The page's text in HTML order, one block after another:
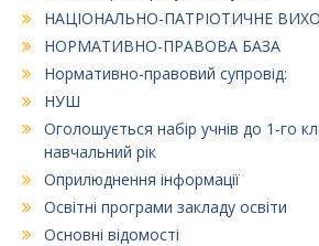
НАЦІОНАЛЬНО-ПАТРІОТИЧНЕ
НОРМАТИВНО-ПРАВОВА БАЗА
Нормативно-правовий супровід:
НУШ
Оголошується набір учнів до 1-го
навчальний рік
Оприлюднення інформації
Освітні програми закладу освіти
Основні відомості